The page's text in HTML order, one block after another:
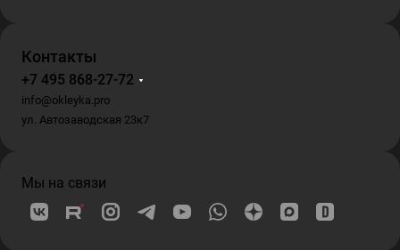
Контакты
+7 495 868-27-72
info@okleyka.pro
ул. Автозаводская 23к7
Мы на связи